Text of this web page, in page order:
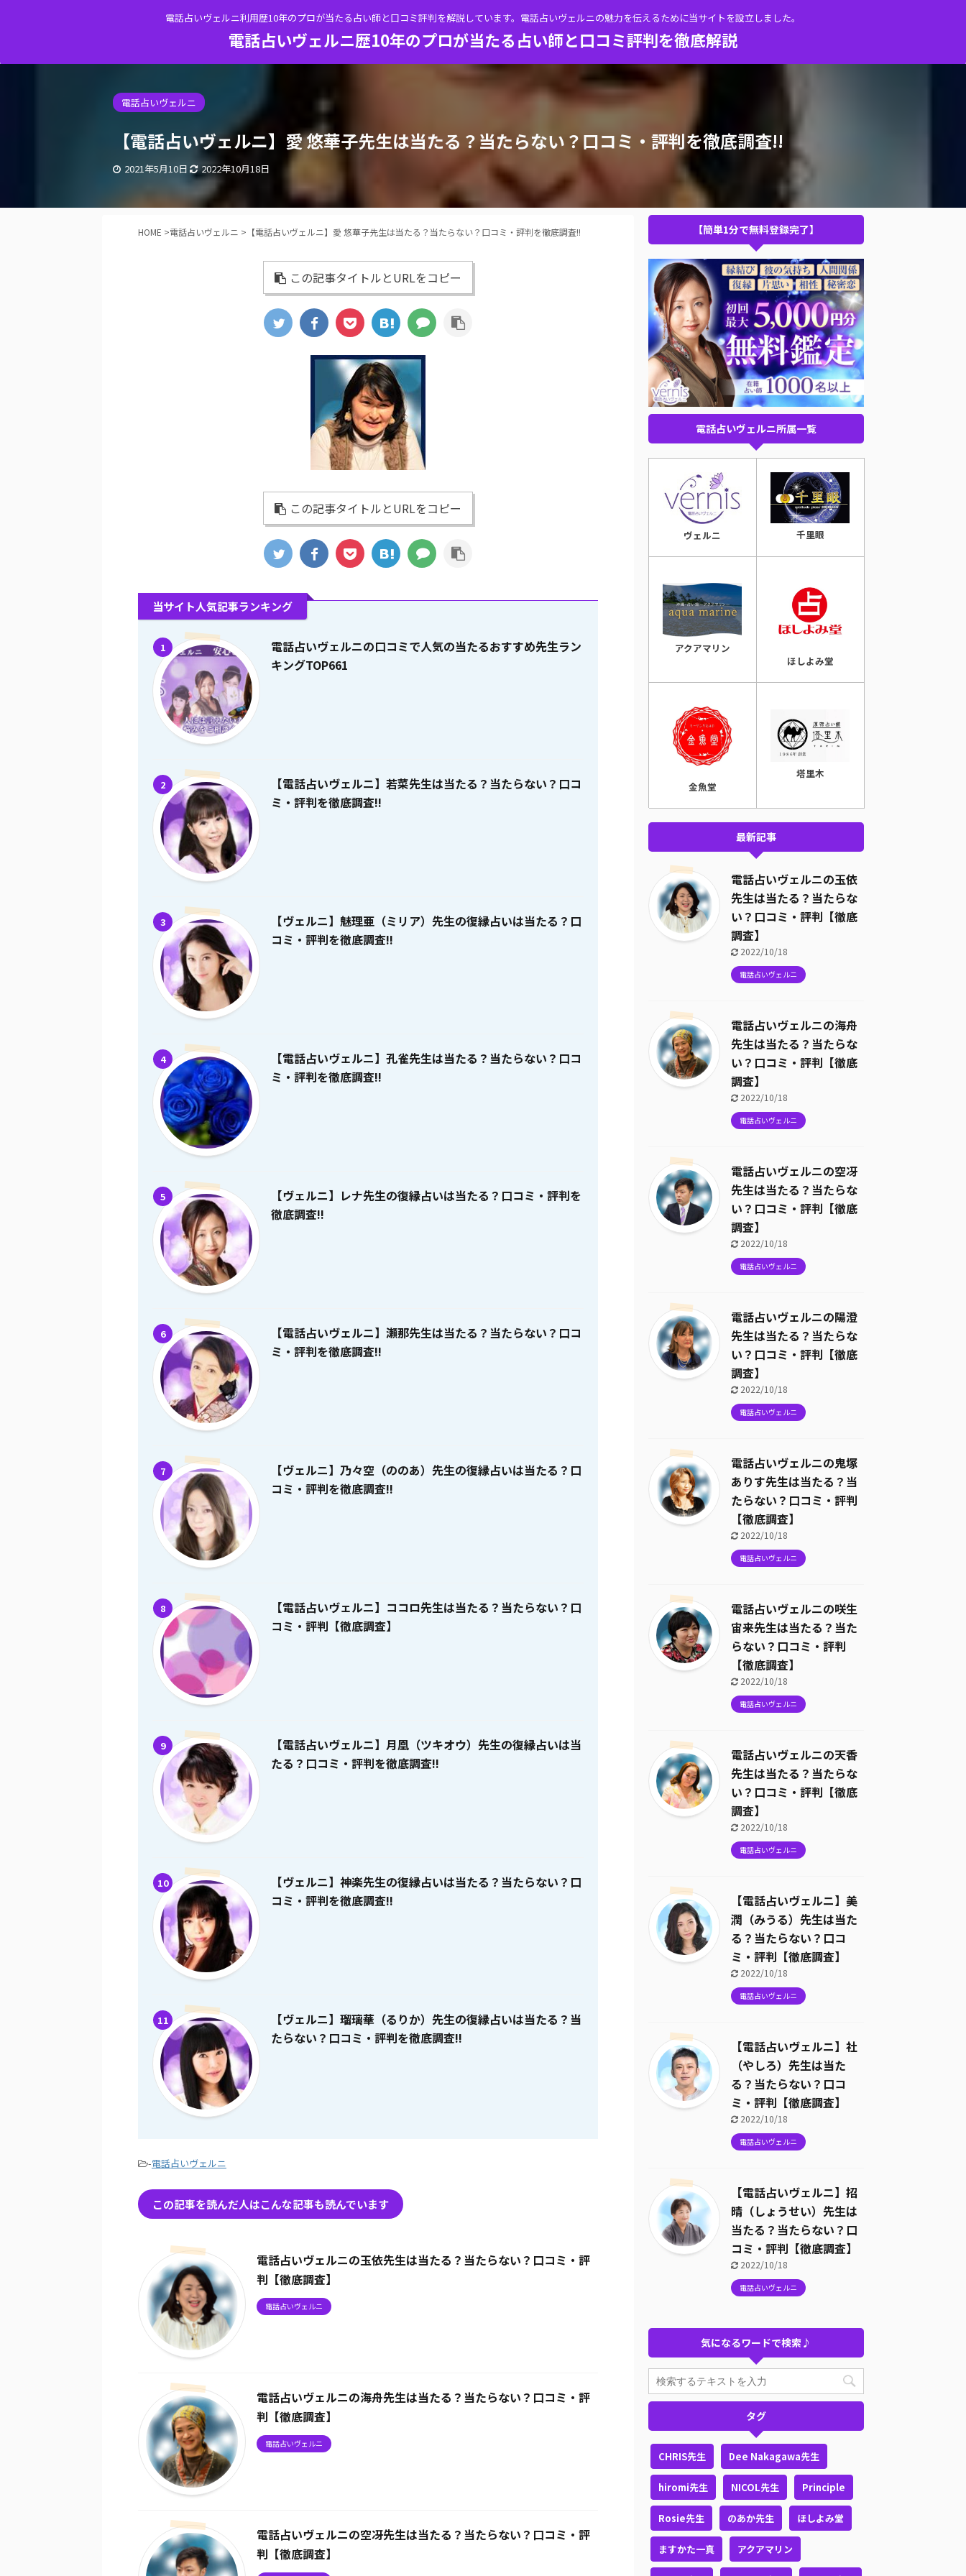
電話占いヴェルニ利用歴10年のプロが当たる占い師と口コミ評判を解説しています。電話占いヴェルニの魅力を伝えるために当サイトを設立しました。
電話占いヴェルニ歴10年のプロが当たる占い師と口コミ評判を徹底解説
電話占いヴェルニ
【電話占いヴェルニ】愛 悠華子先生は当たる？当たらない？口コミ・評判を徹底調査!!
2021年5月10日 2022年10月18日
HOME >電話占いヴェルニ > 【電話占いヴェルニ】愛 悠華子先生は当たる？当たらない？口コミ・評判を徹底調査!!
この記事タイトルとURLをコピー
この記事タイトルとURLをコピー
当サイト人気記事ランキング
1
電話占いヴェルニの口コミで人気の当たるおすすめ先生ラン
キングTOP661
2
【電話占いヴェルニ】若菜先生は当たる？当たらない？口コ
ミ・評判を徹底調査!!
3
【ヴェルニ】魅理亜（ミリア）先生の復縁占いは当たる？口
コミ・評判を徹底調査!!
4
【電話占いヴェルニ】孔雀先生は当たる？当たらない？口コ
ミ・評判を徹底調査!!
5
【ヴェルニ】レナ先生の復縁占いは当たる？口コミ・評判を
徹底調査!!
6
【電話占いヴェルニ】瀬那先生は当たる？当たらない？口コ
ミ・評判を徹底調査!!
7
【ヴェルニ】乃々空（ののあ）先生の復縁占いは当たる？口
コミ・評判を徹底調査!!
8
【電話占いヴェルニ】ココロ先生は当たる？当たらない？口
コミ・評判【徹底調査】
9
【電話占いヴェルニ】月凰（ツキオウ）先生の復縁占いは当
たる？口コミ・評判を徹底調査!!
10
【ヴェルニ】神楽先生の復縁占いは当たる？当たらない？口
コミ・評判を徹底調査!!
11
【ヴェルニ】瑠璃華（るりか）先生の復縁占いは当たる？当
たらない？口コミ・評判を徹底調査!!
-電話占いヴェルニ
この記事を読んだ人はこんな記事も読んでいます
電話占いヴェルニの玉依先生は当たる？当たらない？口コミ・評
判【徹底調査】
電話占いヴェルニ
電話占いヴェルニの海舟先生は当たる？当たらない？口コミ・評
判【徹底調査】
電話占いヴェルニ
電話占いヴェルニの空冴先生は当たる？当たらない？口コミ・評
判【徹底調査】
【簡単1分で無料登録完了】
電話占いヴェルニ所属一覧
ヴェルニ 千里眼
アクアマリン
ほしよみ堂
金魚堂
塔里木
最新記事
電話占いヴェルニの玉依
先生は当たる？当たらな
い？口コミ・評判【徹底
調査】
2022/10/18
電話占いヴェルニ
電話占いヴェルニの海舟
先生は当たる？当たらな
い？口コミ・評判【徹底
調査】
2022/10/18
電話占いヴェルニ
電話占いヴェルニの空冴
先生は当たる？当たらな
い？口コミ・評判【徹底
調査】
2022/10/18
電話占いヴェルニ
電話占いヴェルニの陽澄
先生は当たる？当たらな
い？口コミ・評判【徹底
調査】
2022/10/18
電話占いヴェルニ
電話占いヴェルニの鬼塚
ありす先生は当たる？当
たらない？口コミ・評判
【徹底調査】
2022/10/18
電話占いヴェルニ
電話占いヴェルニの咲生
宙来先生は当たる？当た
らない？口コミ・評判
【徹底調査】
2022/10/18
電話占いヴェルニ
電話占いヴェルニの天香
先生は当たる？当たらな
い？口コミ・評判【徹底
調査】
2022/10/18
電話占いヴェルニ
【電話占いヴェルニ】美
潤（みうる）先生は当た
る？当たらない？口コ
ミ・評判【徹底調査】
2022/10/18
電話占いヴェルニ
【電話占いヴェルニ】社
（やしろ）先生は当た
る？当たらない？口コ
ミ・評判【徹底調査】
2022/10/18
電話占いヴェルニ
【電話占いヴェルニ】招
晴（しょうせい）先生は
当たる？当たらない？口
コミ・評判【徹底調査】
2022/10/18
電話占いヴェルニ
気になるワードで検索♪
タグ
CHRIS先生 Dee Nakagawa先生
hiromi先生 NICOL先生 Principle
Rosie先生 のあか先生 ほしよみ堂
ますかた一真 アクアマリン